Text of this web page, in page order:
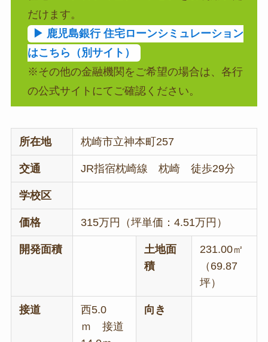
だけます。
▶︎ 鹿児島銀行 住宅ローンシミュレーション
はこちら（別サイト）
※その他の金融機関をご希望の場合は、各行
の公式サイトにてご確認ください。
所在地 枕崎市立神本町257
交通 JR指宿枕崎線 枕崎 徒歩29分
学校区
価格 315万円（坪単価：4.51万円）
開発面積
土地面
積
231.00㎡
（69.87
坪）
接道
西5.0
ｍ 接道
向き